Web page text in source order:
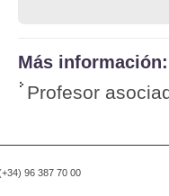
Más información:
Profesor
96 387 70 00